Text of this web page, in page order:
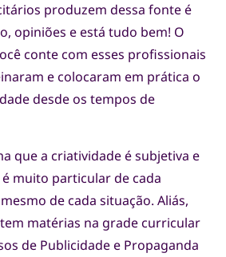
produzem dessa fonte é
opiniões e está tudo bem! O
conte com esses profissionais
e colocaram em prática o
desde os tempos de
que a criatividade é subjetiva e
muito particular de cada
de cada situação. Aliás,
matérias na grade curricular
de Publicidade e Propaganda